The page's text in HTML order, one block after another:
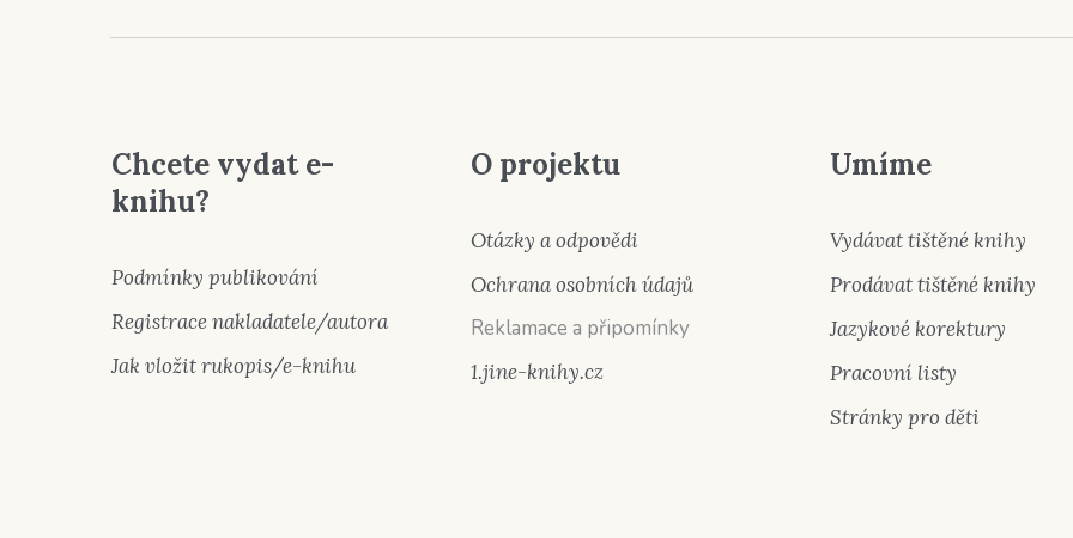
Chcete vydat e-
knihu?
Podmínky publikování
Registrace nakladatele/autora
Jak vložit rukopis/e-knihu
O projektu
Otázky a odpovědi
Ochrana osobních údajů
Reklamace a připomínky
1.jine-knihy.cz
Umíme
Vydávat tištěné knihy
Prodávat tištěné knihy
Jazykové korektury
Pracovní listy
Stránky pro děti